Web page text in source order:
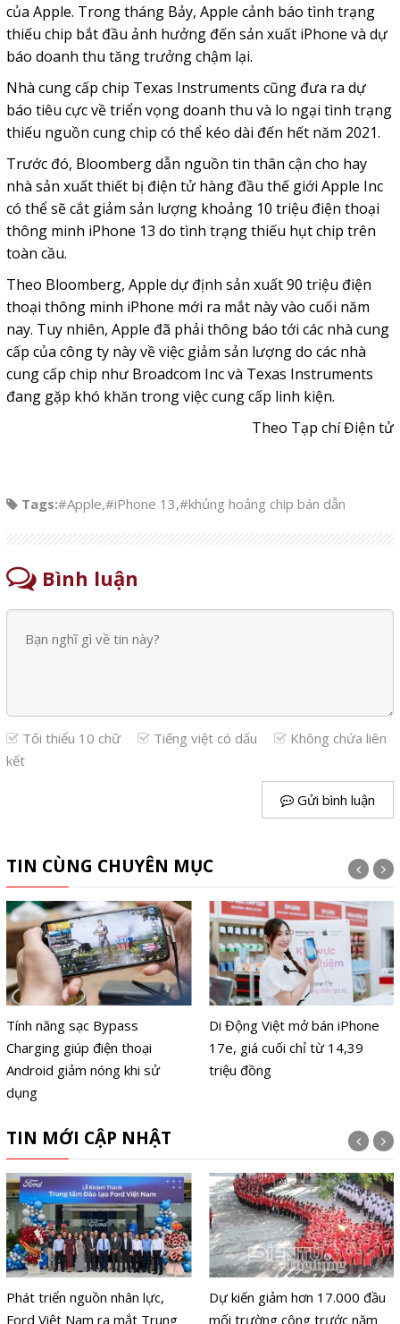
của Apple. Trong tháng Bảy, Apple cảnh báo tình trạng
thiếu chip bắt đầu ảnh hưởng đến sản xuất iPhone và dự
báo doanh thu tăng trưởng chậm lại.
Nhà cung cấp chip Texas Instruments cũng đưa ra dự
báo tiêu cực về triển vọng doanh thu và lo ngại tình trạng
thiếu nguồn cung chip có thể kéo dài đến hết năm 2021.
Trước đó, Bloomberg dẫn nguồn tin thân cận cho hay
nhà sản xuất thiết bị điện tử hàng đầu thế giới Apple Inc
có thể sẽ cắt giảm sản lượng khoảng 10 triệu điện thoại
thông minh iPhone 13 do tình trạng thiếu hụt chip trên
toàn cầu.
Theo Bloomberg, Apple dự định sản xuất 90 triệu điện
thoại thông minh iPhone mới ra mắt này vào cuối năm
nay. Tuy nhiên, Apple đã phải thông báo tới các nhà cung
cấp của công ty này về việc giảm sản lượng do các nhà
cung cấp chip như Broadcom Inc và Texas Instruments
đang gặp khó khăn trong việc cung cấp linh kiện.
Theo Tạp chí Điện tử
Tags:#Apple,#iPhone 13,#khủng hoảng chip bán dẫn
Bình luận
Tối thiểu 10 chữ Tiếng việt có dấu
Không chứa liên
kết
Gửi bình luận
TIN CÙNG CHUYÊN MỤC
Tính năng sạc Bypass
Charging giúp điện thoại
Android giảm nóng khi sử
dụng
Di Động Việt mở bán iPhone
17e, giá cuối chỉ từ 14,39
triệu đồng
TIN MỚI CẬP NHẬT
Phát triển nguồn nhân lực,
Ford Việt Nam ra mắt Trung
Dự kiến giảm hơn 17.000 đầu
mối trường công trước năm